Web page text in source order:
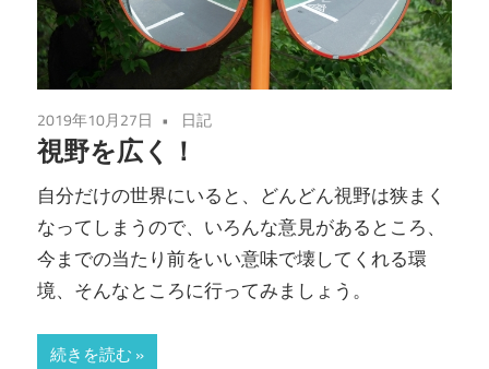
2019年10月27日 日記
視野を広く！
自分だけの世界にいると、どんどん視野は狭まく
なってしまうので、いろんな意見があるところ、
今までの当たり前をいい意味で壊してくれる環
境、そんなところに行ってみましょう。
続きを読む